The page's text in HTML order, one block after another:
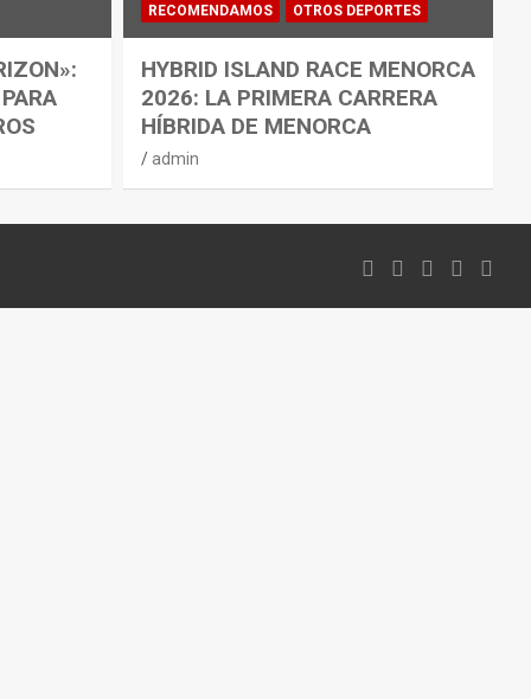
RECOMENDAMOS OTROS DEPORTES
HYBRID ISLAND RACE MENORCA
2026: LA PRIMERA CARRERA
HÍBRIDA DE MENORCA
admin